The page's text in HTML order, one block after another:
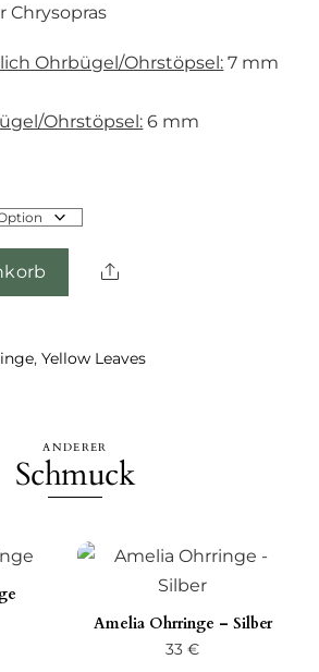
Chrysopras
Ohrbügel/Ohrstöpsel: 7 mm
Ohrstöpsel: 6 mm
Share
,Yellow Leaves
ANDERER
Schmuck
Amelia Ohrringe – Silber
33€